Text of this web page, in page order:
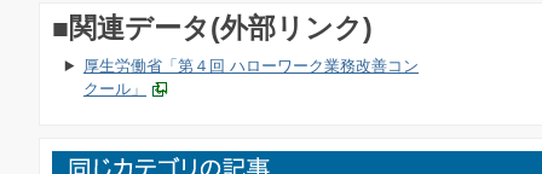
■関連データ(外部リンク)
厚生労働省「第４回 ハローワーク業務改善コン
クール」